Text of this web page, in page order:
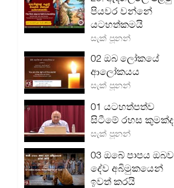
පියවර වන්නේ
යටහත්කමයි
සැක් පූනන්
02 ඔබ ලෝකයේ
ආලෝකයය
සැක් පූනන්
01 යටහත්පත්ව
සිටීමේ රහස කුමක්ද
සැක් පූනන්
03 ඔබේ පාපය ඔබව
දේව අබිමුකයෙන්
ඉවත් කරයි